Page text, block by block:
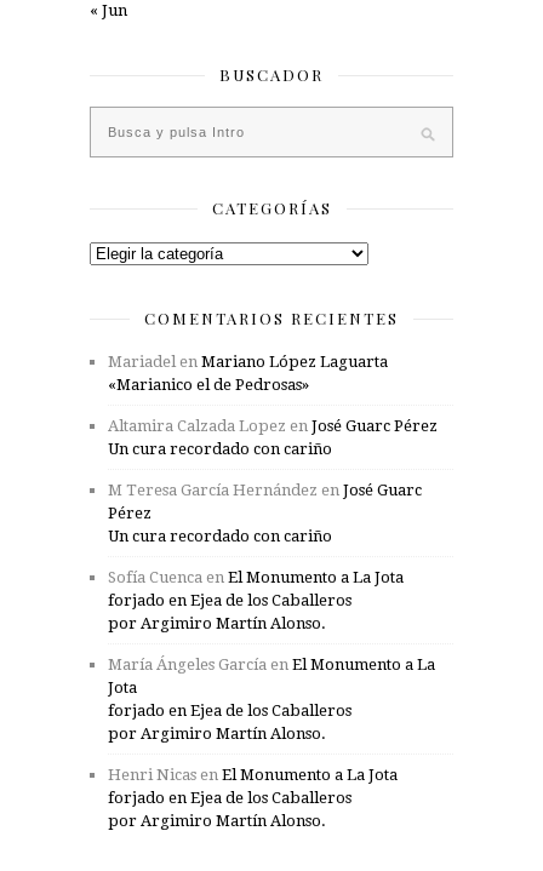
« Jun
BUSCADOR
CATEGORÍAS
Categorías
COMENTARIOS RECIENTES
Mariadelen Mariano López Laguarta
«Marianico el de Pedrosas»
Altamira Calzada Lopez en José Guarc Pérez
Un cura recordado con cariño
M Teresa García Hernández en José Guarc
Pérez
Un cura recordado con cariño
Sofía Cuenca en El Monumento a La Jota
forjado en Ejea de los Caballeros
por Argimiro Martín Alonso.
María Ángeles García en El Monumento a La
Jota
forjado en Ejea de los Caballeros
por Argimiro Martín Alonso.
Henri Nicas en El Monumento a La Jota
forjado en Ejea de los Caballeros
por Argimiro Martín Alonso.